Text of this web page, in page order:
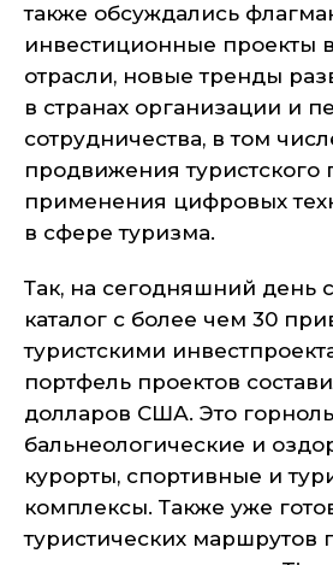
также обсуждались
инвестиционные проекты
отрасли, новые тренды
в странах организации и
сотрудничества, в том
продвижения туристского
применения цифровых
в сфере туризма.
Так, на сегодняшний день
каталог с более чем 30
туристскими
портфель проектов
долларов США. Это
бальнеологические и
курорты, спортивные и
комплексы. Также уже
туристических маршрутов